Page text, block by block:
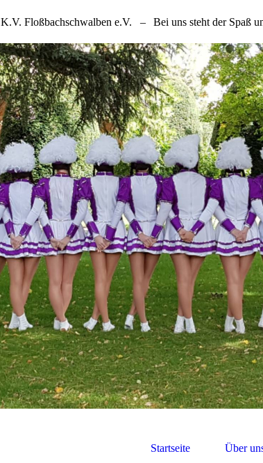
K.V. Floßbachschwalben e.V. – Bei uns steht der Spaß
Startseite Über